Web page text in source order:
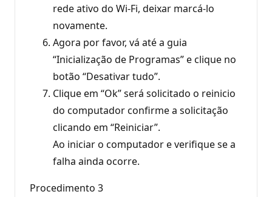
rede ativo do Wi-Fi, deixar marcá-lo
novamente.
Agora por favor, vá até a guia
“Inicialização de Programas” e clique no
botão “Desativar tudo”.
Clique em “Ok” será solicitado o reinicio
do computador confirme a solicitação
clicando em “Reiniciar”.
Ao iniciar o computador e verifique se a
falha ainda ocorre.
Procedimento 3